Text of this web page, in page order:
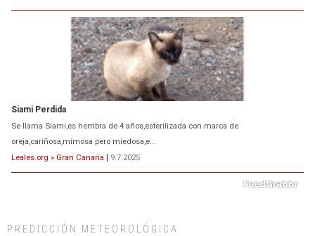
Siami Perdida
Se llama Siami,es hembra de 4 años,esterilizada con marca de
oreja,cariñosa,mimosa pero miedosa,e...
Leales.org » Gran Canaria
9.7.2025
PREDICCIÓN METEOROLÓGICA